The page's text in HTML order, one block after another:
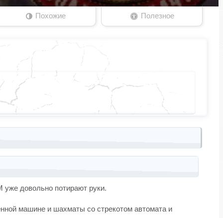
Похожие Полезное
уже довольно потирают руки.
машине и шахматы со стрекотом автомата и